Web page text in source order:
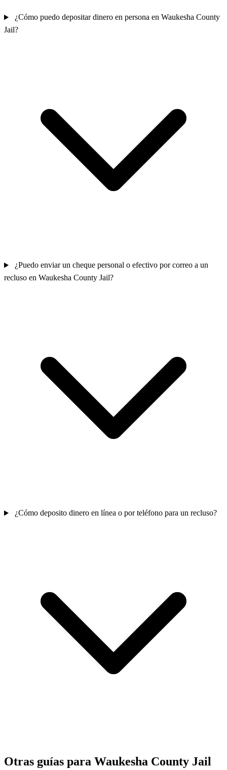
¿Cómo puedo depositar dinero en persona en Waukesha County
Jail?
¿Puedo enviar un cheque personal o efectivo por correo a un
recluso en Waukesha County Jail?
¿Cómo deposito dinero en línea o por teléfono para un recluso?
Otras guías para Waukesha County Jail